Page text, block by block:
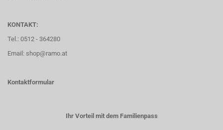
KONTAKT:
Tel.: 0512 - 364280
Email: shop@ramo.at
Kontaktformular
Ihr Vorteil mit dem Familienpass